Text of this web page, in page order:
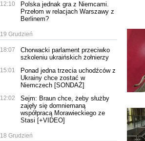
12:10
Polska jednak gra z Niemcami.
Przełom w relacjach Warszawy z
Berlinem?
19 Grudzień
18:07
Chorwacki parlament przeciwko
szkoleniu ukraińskich żołnierzy
15:01
Ponad jedna trzecia uchodźców z
Ukrainy chce zostać w
Niemczech [SONDAŻ]
12:02
Sejm: Braun chce, żeby służby
zajęły się domniemaną
współpracą Morawieckiego ze
Stasi [+VIDEO]
18 Grudzień